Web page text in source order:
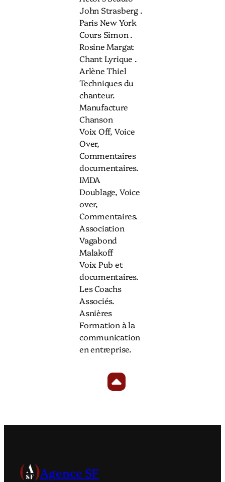
John Strasberg .
Paris New York
Cours Simon .
Rosine Margat
Chant Lyrique .
Arlène Thiel
Techniques du
chanteur.
Manufacture
Chanson
Voix Off, Voice
Over,
Commentaires
documentaires.
IMDA
Doublage, Voice
over,
Commentaires.
Association
Vagabond
Malakoff
Voix Pub et
documentaires.
Les Coachs
Associés.
Asnières
Formation à la
communication
en entreprise.
Agence SF